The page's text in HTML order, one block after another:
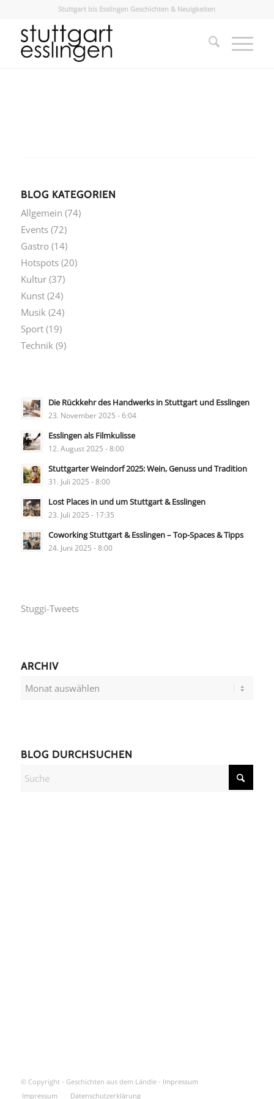
Stuttgart bis Esslingen Geschichten & Neuigkeiten
BLOG KATEGORIEN
Allgemein (74)
Events(72)
Gastro (14)
Hotspots(20)
Kultur(37)
Kunst(24)
Musik(24)
Sport(19)
Technik(9)
Die Rückkehr des Handwerks in Stuttgart und Esslingen
23. November 2025 - 6:04
Esslingen als Filmkulisse
12. August 2025 - 8:00
Stuttgarter Weindorf 2025: Wein, Genuss und Tradition
31. Juli 2025 - 8:00
Lost Places in und um Stuttgart & Esslingen
23. Juli 2025 - 17:35
Coworking Stuttgart & Esslingen – Top-Spaces & Tipps
24. Juni 2025 - 8:00
Stuggi-Tweets
ARCHIV
BLOG DURCHSUCHEN
© Copyright - Geschichten aus dem Ländle - Impressum
Impressum
Datenschutzerklärung